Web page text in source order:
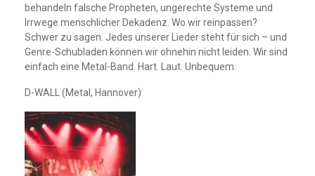
behandeln falsche Propheten, ungerechte Systeme und
Irrwege menschlicher Dekadenz. Wo wir reinpassen?
Schwer zu sagen. Jedes unserer Lieder steht für sich – und
Genre-Schubladen können wir ohnehin nicht leiden. Wir sind
einfach eine Metal-Band. Hart. Laut. Unbequem.
D-WALL (Metal, Hannover)